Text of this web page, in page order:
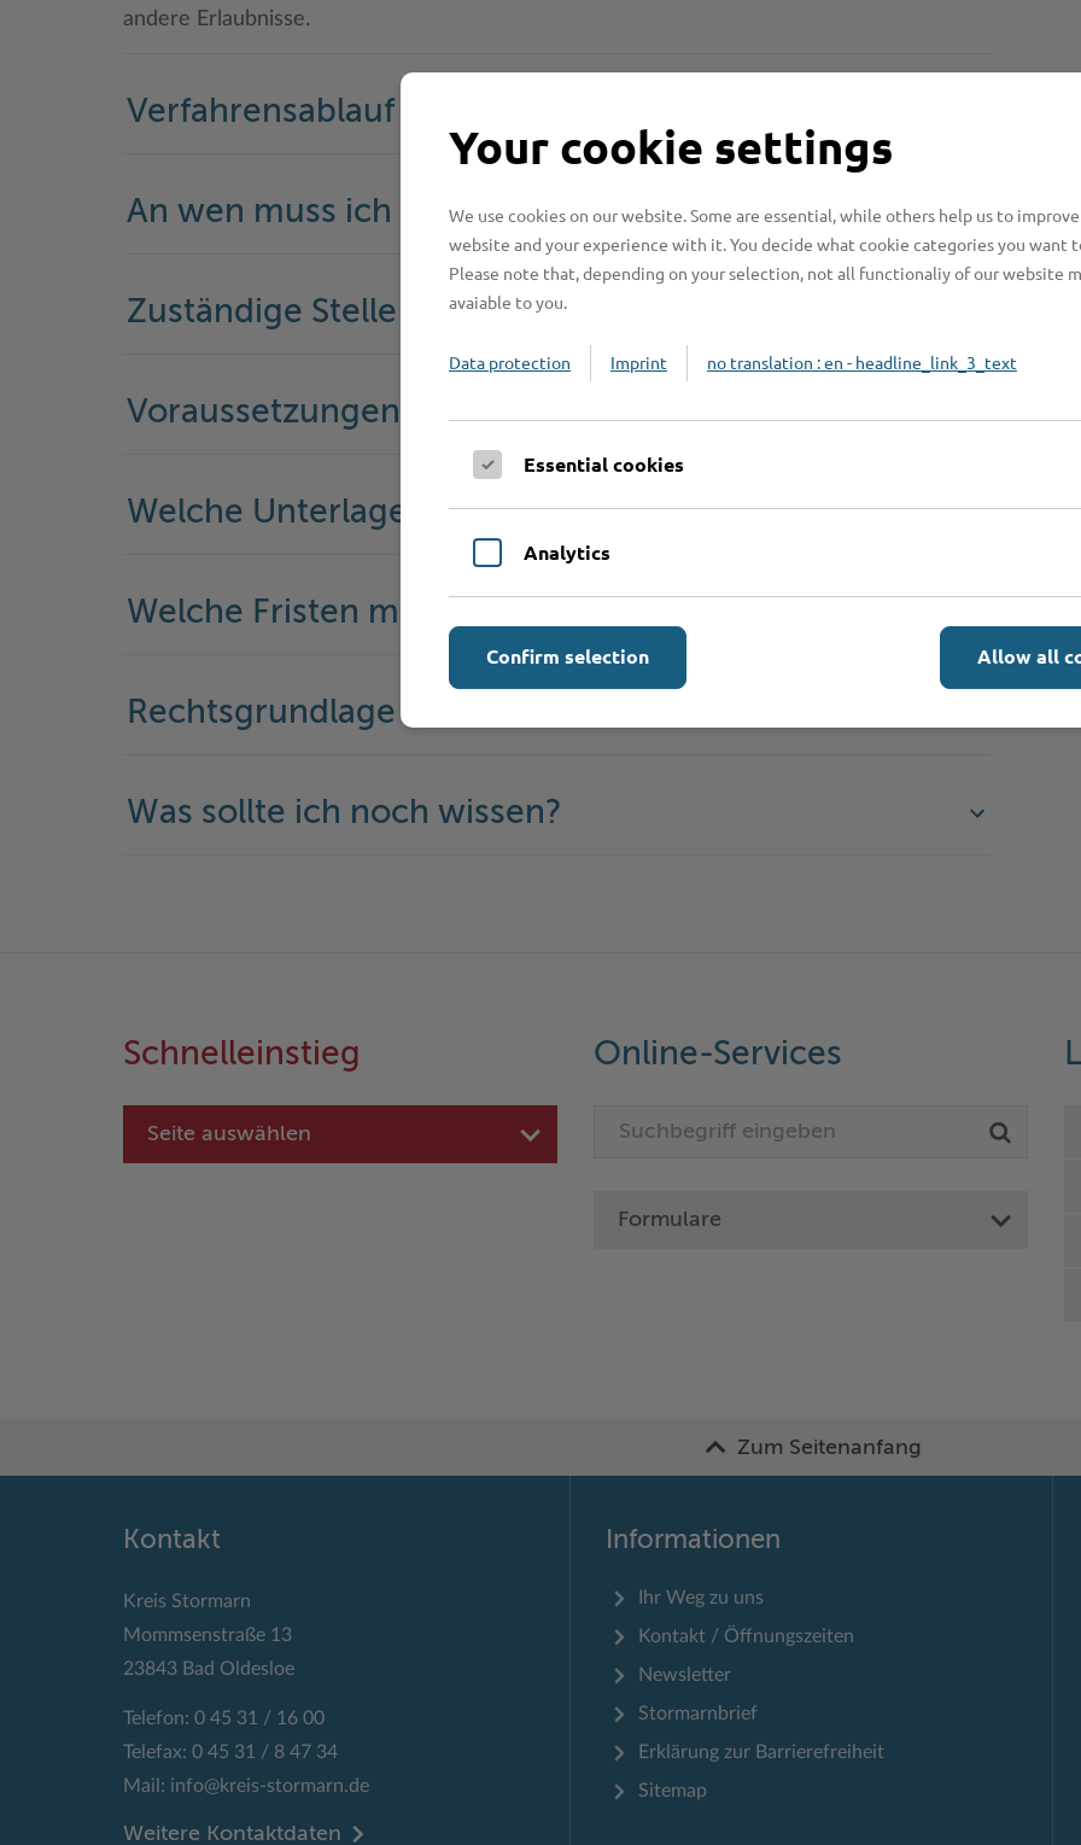
andere Erlaubnisse.
Verfahrensablauf
An wen muss ich mich wenden?
Zuständige Stelle
Voraussetzungen
Welche Unterlagen werden benötigt?
Welche Fristen muss ich beachten?
Rechtsgrundlage
Was sollte ich noch wissen?
Schnelleinstieg
Seite auswählen
Online-Services
Formulare
Zum Seitenanfang
Kontakt
Kreis Stormarn
Mommsenstraße 13
23843 Bad Oldesloe
Telefon: 0 45 31 / 16 00
Telefax: 0 45 31 / 8 47 34
Mail: info@kreis-stormarn.de
Weitere Kontaktdaten
Informationen
Ihr Weg zu uns
Kontakt / Öffnungszeiten
Newsletter
Stormarnbrief
Erklärung zur Barrierefreiheit
Sitemap
Your cookie settings
We use cookies on our website. Some are essential, while others help us to
website and your experience with it. You decide what cookie categories you want
Please note that, depending on your selection, not all functionaliy of our website
avaiable to you.
Data protection Imprint no translation : en - headline_link_3_text
Essential cookies
Analytics
Allow all
Confirm selection